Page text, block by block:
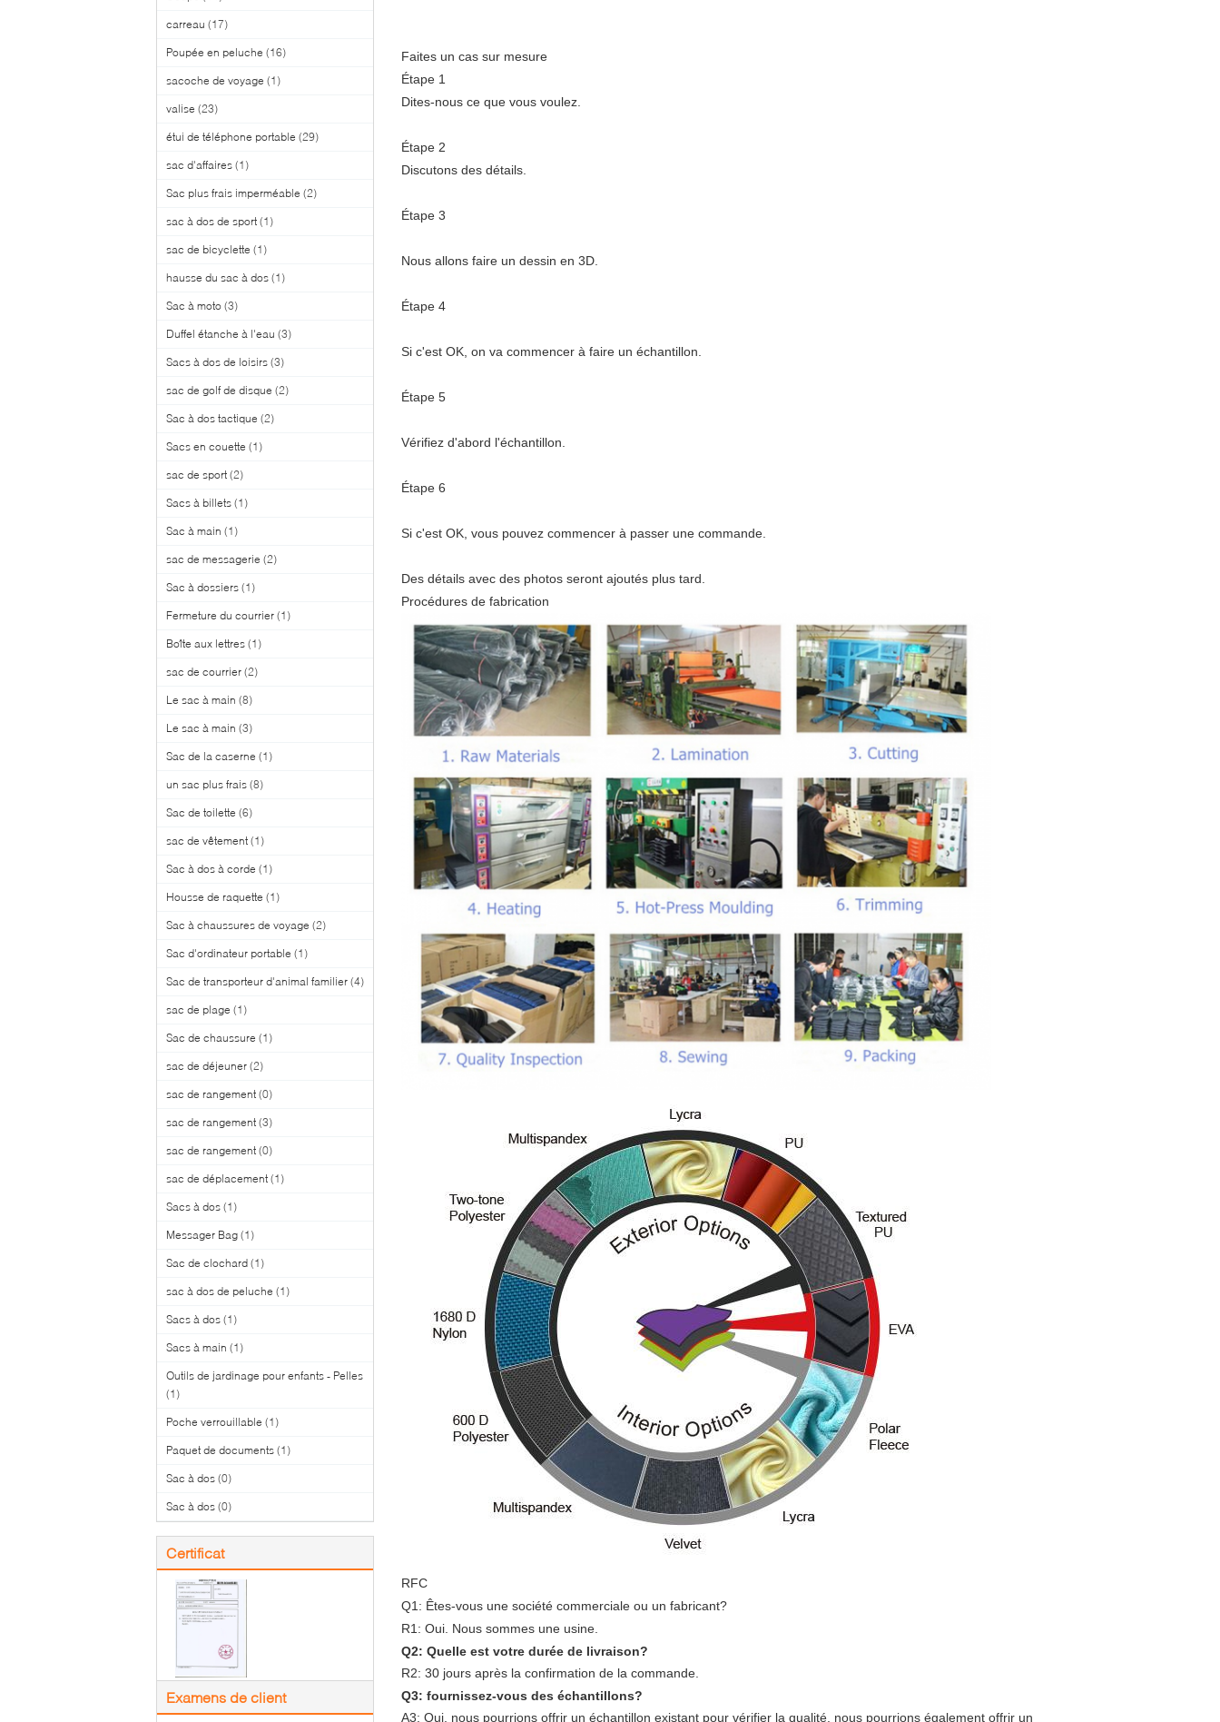
carreau (17)
Poupée en peluche (16)
sacoche de voyage (1)
valise (23)
étui de téléphone portable (29)
sac d'affaires (1)
Sac plus frais imperméable (2)
sac à dos de sport (1)
sac de bicyclette (1)
hausse du sac à dos (1)
Sac à moto (3)
Duffel étanche à l'eau (3)
Sacs à dos de loisirs (3)
sac de golf de disque (2)
Sac à dos tactique (2)
Sacs en couette (1)
sac de sport (2)
Sacs à billets (1)
Sac à main (1)
sac de messagerie (2)
Sac à dossiers (1)
Fermeture du courrier (1)
Boîte aux lettres (1)
sac de courrier (2)
Le sac à main (8)
Le sac à main (3)
Sac de la caserne (1)
un sac plus frais (8)
Sac de toilette (6)
sac de vêtement (1)
Sac à dos à corde (1)
Housse de raquette (1)
Sac à chaussures de voyage (2)
Sac d'ordinateur portable (1)
Sac de transporteur d'animal familier (4)
sac de plage (1)
Sac de chaussure (1)
sac de déjeuner (2)
sac de rangement (0)
sac de rangement (3)
sac de rangement (0)
sac de déplacement (1)
Sacs à dos (1)
Messager Bag (1)
Sac de clochard (1)
sac à dos de peluche (1)
Sacs à dos (1)
Sacs à main (1)
Outils de jardinage pour enfants - Pelles
(1)
Poche verrouillable (1)
Paquet de documents (1)
Sac à dos (0)
Sac à dos (0)
Certificat
Examens de client
Faites un cas sur mesure
Étape 1
Dites-nous ce que vous voulez.
Étape 2
Discutons des détails.
Étape 3
Nous allons faire un dessin en 3D.
Étape 4
Si c'est OK, on va commencer à faire un échantillon.
Étape 5
Vérifiez d'abord l'échantillon.
Étape 6
Si c'est OK, vous pouvez commencer à passer une commande.
Des détails avec des photos seront ajoutés plus tard.
Procédures de fabrication
RFC
Q1: Êtes-vous une société commerciale ou un fabricant?
R1: Oui. Nous sommes une usine.
Q2: Quelle est votre durée de livraison?
R2: 30 jours après la confirmation de la commande.
Q3: fournissez-vous des échantillons?
A3: Oui, nous pourrions offrir un échantillon existant pour vérifier la qualité. nous pourrions également offrir un